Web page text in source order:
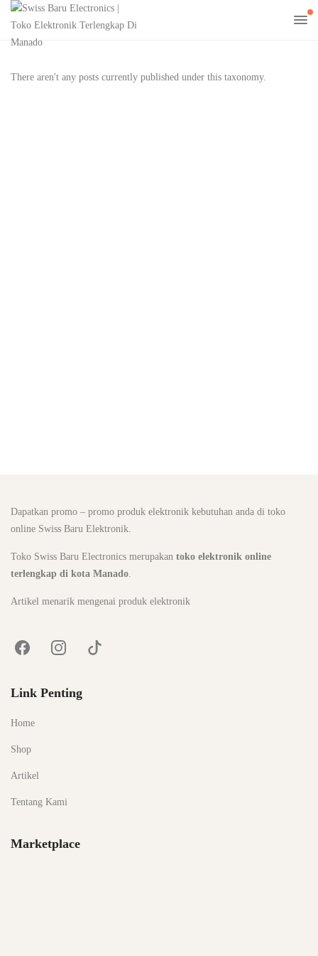
There aren't any posts currently published under this taxonomy.
Dapatkan promo – promo produk elektronik kebutuhan anda di toko
online Swiss Baru Elektronik.
Toko Swiss Baru Electronics merupakan toko elektronik online
terlengkap di kota Manado.
Artikel menarik mengenai produk elektronik
Link Penting
Home
Shop
Artikel
Tentang Kami
Marketplace